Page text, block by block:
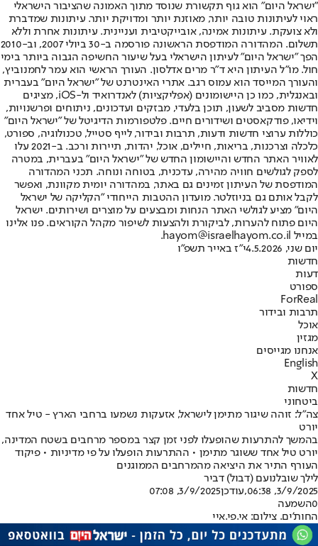
"ישראל היום" הוא גוף תקשורת שנוסד מתוך האמונה שהציבור הישראלי
ראוי לעיתונות טובה יותר, מאוזנת יותר ומדויקת יותר. עיתונות שמדברת
ולא צועקת. עיתונות אמינה, אובייקטיבית ועניינית. עיתונות אחרת וללא
תשלום. המהדורה המודפסת הראשונה פורסמה ב-30 ביולי 2007, וב-2010
הפך "ישראל היום" לעיתון הישראלי בעל שיעור החשיפה הגבוה ביותר בימי
חול. מו"ל העיתון היא ד"ר מרים אדלסון. העורך הראשי הוא עמר לחמנוביץ,
והעורך המייסד הוא עמוס רגב. אתרי האינטרנט של "ישראל היום" בעברית
ובאנגלית, כמו כן היישומונים (אפליקציות) לאנדרואיד ול-iOS, מציגים
חדשות מסביב לשעון, תוכן בלעדי, מבזקים ועדכונים, ניתוחים ופרשנויות,
וידיאו, פודקאסטים ושידורים חיים. פלטפורמות הדיגיטל של "ישראל היום"
כוללות ערוצי חדשות ודעות, תרבות ובידור, לייף סטייל, טכנולוגיה, ספורט,
כלכלה וצרכנות, בריאות, חיילים, אוכל, יהדות, תיירות ורכב. ב-2021 עלו
לאוויר האתר החדש והיישומון החדש של "ישראל היום" בעברית, במטרה
לספק לגולשים חוויה מהירה, עדכנית, בטוחה ונוחה. תכני המהדורה
המודפסת של העיתון זמינים גם באתר, במהדורה יומית מקוונת, ואפשר
לקבל אותם גם בניוזלטר. מועדון ההטבות הייחודי "הקליקה של ישראל
היום" מציע לגולשי האתר הנחות ומבצעים על מוצרים ושירותים. ישראל
היום פתוח להערות, לביקורת ולהצעות לשיפור מקהל הקוראים. פנו אלינו
במייל hayom@israelhayom.co.il.
יום שני, 4.5.2026
י"ז באייר תשפ"ו
חדשות
דעות
ספורט
ForReal
תרבות ובידור
אוכל
מגזין
אנחנו מגייסים
English
X
חדשות
ביטחוני
צה"ל: זוהה שיגור מתימן לישראל, אזעקות נשמעו ברחבי הארץ - טיל אחד
יורט
בהמשך להתרעות שהופעלו לפני זמן קצר במספר מרחבים בשטח המדינה,
יורט טיל אחד ששוגר מתימן • ההתרעות הופעלו על פי מדיניות • פיקוד
העורף התיר את היציאה מהמרחבים הממוגנים
לילך שובלנועם (דבול) דביר
3/9/2025, 06:38
,עודכן3/9/2025, 07:08
0השמעה
החות'ים. צילום: אי.פי.איי